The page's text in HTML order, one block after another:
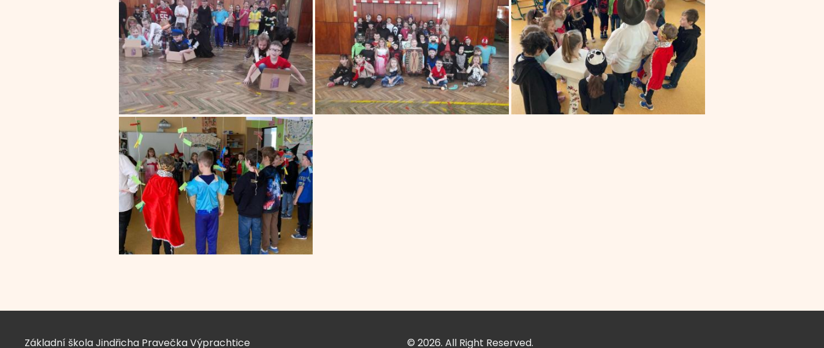
Základní škola Jindřicha Pravečka Výprachtice © 2026. All Right Reserved.